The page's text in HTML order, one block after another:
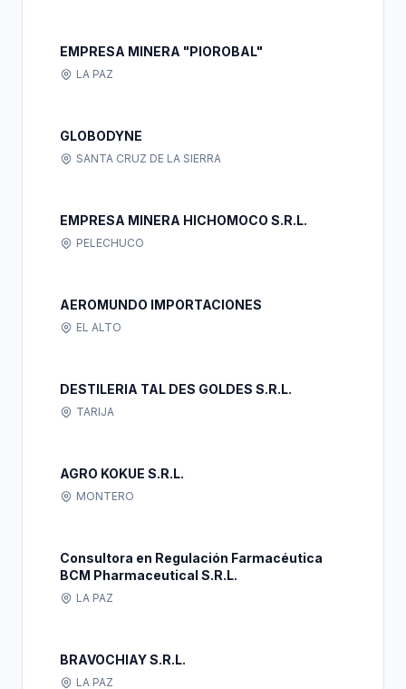
EMPRESA MINERA "PIOROBAL"
LA PAZ
GLOBODYNE
SANTA CRUZ DE LA SIERRA
EMPRESA MINERA HICHOMOCO S.R.L.
PELECHUCO
AEROMUNDO IMPORTACIONES
EL ALTO
DESTILERIA TAL DES GOLDES S.R.L.
TARIJA
AGRO KOKUE S.R.L.
MONTERO
Consultora en Regulación Farmacéutica
BCM Pharmaceutical S.R.L.
LA PAZ
BRAVOCHIAY S.R.L.
LA PAZ